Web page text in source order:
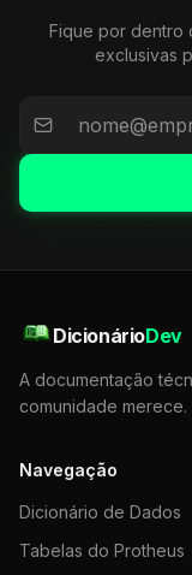
Fique por dentro
exclusivas
DicionárioDev
A documentação
comunidade merece.
Navegação
Dicionário de Dados
Tabelas do Protheus